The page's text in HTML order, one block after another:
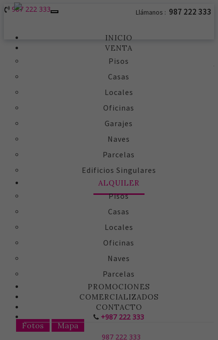
Llámanos : 987 222 333
987 222 333
Toggle
INICIO
VENTA
Pisos
Casas
Locales
Oficinas
Garajes
Naves
Parcelas
Edificios Singulares
ALQUILER
Pisos
Casas
Locales
Oficinas
Naves
Parcelas
PROMOCIONES
COMERCIALIZADOS
CONTACTO
+987 222 333
987 222 333
Fotos Mapa